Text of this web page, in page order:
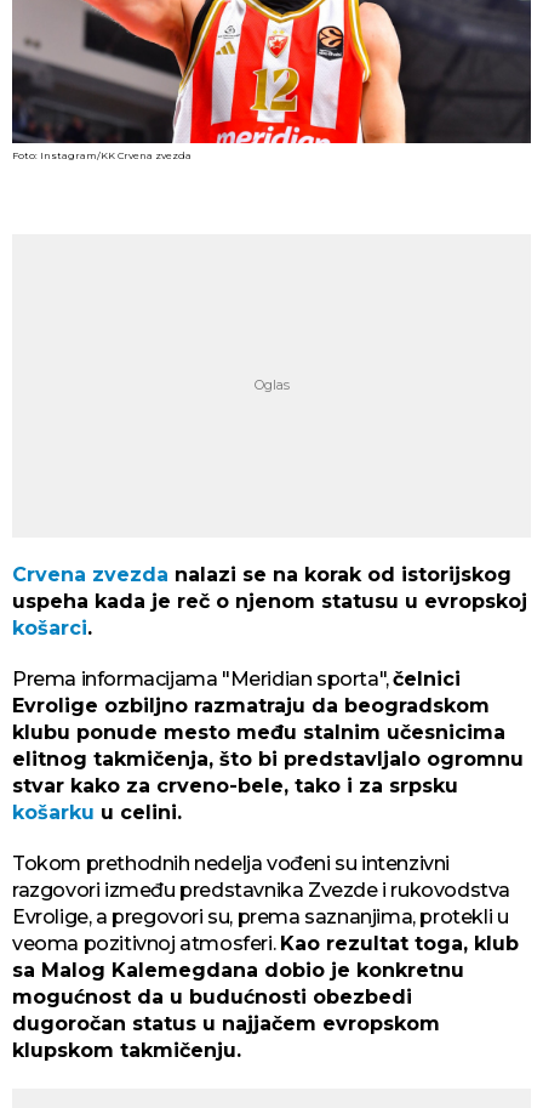
Foto: Instagram/KK Crvena zvezda
Crvena zvezda nalazi se na korak od istorijskog
uspeha kada je reč o njenom statusu u evropskoj
košarci.
Prema informacijama "Meridian sporta",čelnici
Evrolige ozbiljno razmatraju da beogradskom
klubu ponude mesto među stalnim učesnicima
elitnog takmičenja, što bi predstavljalo ogromnu
stvar kako za crveno-bele, tako i za srpsku
košarku u celini.
Tokom prethodnih nedelja vođeni su intenzivni
razgovori između predstavnika Zvezde i rukovodstva
Evrolige, a pregovori su, prema saznanjima, protekli u
veoma pozitivnoj atmosferi. Kao rezultat toga, klub
sa Malog Kalemegdana dobio je konkretnu
mogućnost da u budućnosti obezbedi
dugoročan status u najjačem evropskom
klupskom takmičenju.